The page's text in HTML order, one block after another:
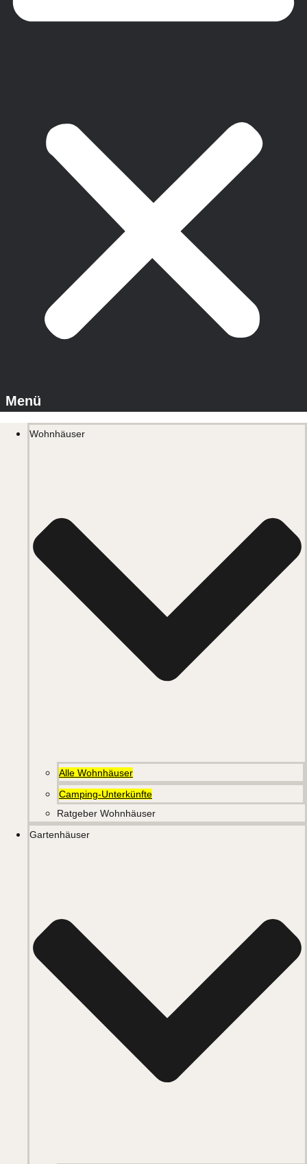
Wohnhäuser
Alle Wohnhäuser
Camping-Unterkünfte
Ratgeber Wohnhäuser
Gartenhäuser